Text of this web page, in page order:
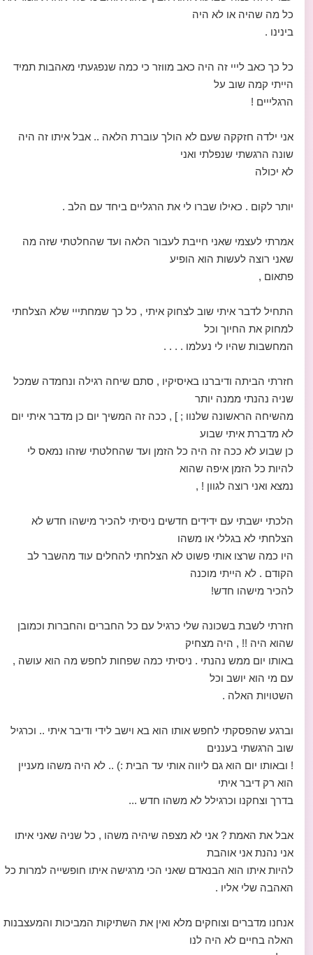
כל מה שהיה או לא היה
בינינו .
כל כך כאב לייי זה היה כאב מווזר כי כמה שנפגעתי מאהבות תמיד
הייתי קמה שוב על
הרגלייים !
אני ילדה חזקקה שעם לא הולך עוברת הלאה .. אבל איתו זה היה
שונה הרגשתי שנפלתי ואני
לא יכולה
יותר לקום . כאילו שברו לי את הרגליים ביחד עם הלב .
אמרתי לעצמי שאני חייבת לעבור הלאה ועד שהחלטתי שזה מה
שאני רוצה לעשות הוא הופיע
פתאום ,
התחיל לדבר איתי שוב לצחוק איתי , כל כך שמחתייי שלא הצלחתי
למחוק את החיוך וכל
המחשבות שהיו לי נעלמו . . . .
חזרתי הביתה ודיברנו באיסיקיו , סתם שיחה רגילה ונחמדה שמכל
שניה נהנתי ממנה יותר
מהשיחה הראשונה שלנוו ; ] , ככה זה המשיך יום כן מדבר איתי יום
לא מדברת איתי שבוע
כן שבוע לא ככה זה היה כל הזמן ועד שהחלטתי שזהו נמאס לי
להיות כל הזמן איפה שהוא
נמצא ואני רוצה לגוון ! ,
הלכתי ישבתי עם ידידים חדשים ניסיתי להכיר מישהו חדש לא
הצלחתי לא בגללי או משהו
היו כמה שרצו אותי פשוט לא הצלחתי להחלים עוד מהשבר לב
הקודם . לא הייתי מוכנה
להכיר מישהו חדש!
חזרתי לשבת בשכונה שלי כרגיל עם כל החברים והחברות וכמובן
שהוא היה !! , היה מצחיק
באותו יום ממש נהנתי . ניסיתי כמה שפחות לחפש מה הוא עושה ,
עם מי הוא יושב וכל
השטויות האלה .
וברגע שהפסקתי לחפש אותו הוא בא וישב לידי ודיבר איתי .. וכרגיל
שוב הרגשתי בעננים
! ובאותו יום הוא גם ליווה אותי עד הבית :) .. לא היה משהו מעניין
הוא רק דיבר איתי
בדרך וצחקנו וכרגילל לא משהו חדש ...
אבל את האמת ? אני לא מצפה שיהיה משהו , כל שניה שאני איתו
אני נהנת אני אוהבת
להיות איתו הוא הבנאדם שאני הכי מרגישה איתו חופשייה למרות כל
האהבה שלי אליו .
אנחנו מדברים וצוחקים מלא ואין את השתיקות המביכות והמעצבנות
האלה בחיים לא היה לנו